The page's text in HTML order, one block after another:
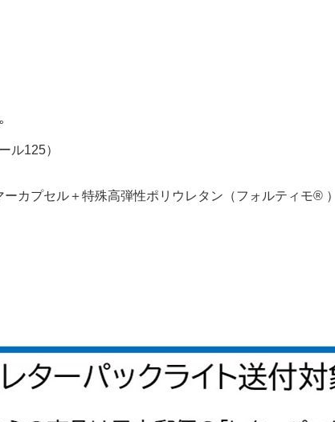
ル125）
カプセル＋特殊高弾性ポリウレタン（フォルティモ® ）